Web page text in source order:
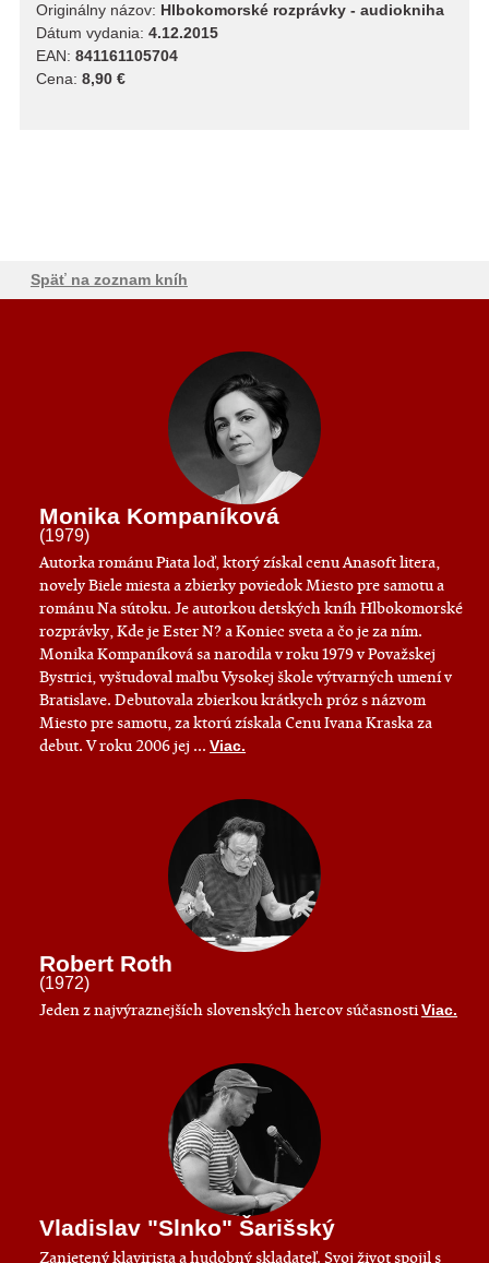
Originálny názov: Hlbokomorské rozprávky - audiokniha
Dátum vydania: 4.12.2015
EAN: 841161105704
Cena: 8,90 €
Späť na zoznam kníh
Monika Kompaníková
(1979)
Autorka románu Piata loď, ktorý získal cenu Anasoft litera,
novely Biele miesta a zbierky poviedok Miesto pre samotu a
románu Na sútoku. Je autorkou detských kníh Hlbokomorské
rozprávky, Kde je Ester N? a Koniec sveta a čo je za ním.
Monika Kompaníková sa narodila v roku 1979 v Považskej
Bystrici, vyštudoval maľbu Vysokej škole výtvarných umení v
Bratislave. Debutovala zbierkou krátkych próz s názvom
Miesto pre samotu, za ktorú získala Cenu Ivana Kraska za
debut. V roku 2006 jej ...Viac.
Robert Roth
(1972)
Jeden z najvýraznejších slovenských hercov súčasnostiViac.
Vladislav "Slnko" Šarišský
Zanietený klavirista a hudobný skladateľ. Svoj život spojil s